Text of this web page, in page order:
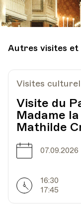
Autres visites
Visites
Visite du
Madame
Mathilde
Date
07.09.2026
Horarires
16:30
17:45